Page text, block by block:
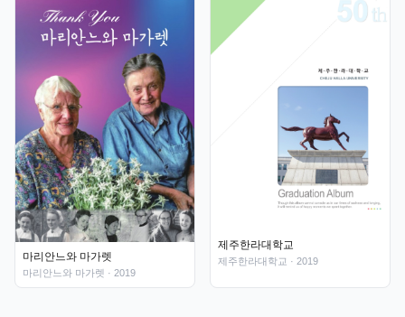
마리안느와 마가렛
마리안느와 마가렛 · 2019
제주한라대학교
제주한라대학교 · 2019